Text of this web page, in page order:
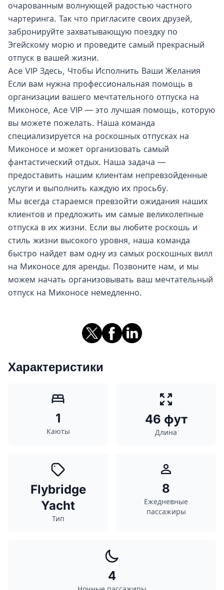
очарованным волнующей радостью частного
чартеринга. Так что пригласите своих друзей,
забронируйте захватывающую поездку по
Эгейскому морю и проведите самый прекрасный
отпуск в вашей жизни.
Ace VIP Здесь, Чтобы Исполнить Ваши Желания
Если вам нужна профессиональная помощь в
организации вашего мечтательного отпуска на
Миконосе, Ace VIP — это лучшая помощь, которую
вы можете пожелать. Наша команда
специализируется на роскошных отпусках на
Миконосе и может организовать самый
фантастический отдых. Наша задача —
предоставить нашим клиентам непревзойденные
услуги и выполнить каждую их просьбу.
Мы всегда стараемся превзойти ожидания наших
клиентов и предложить им самые великолепные
отпуска в их жизни. Если вы любите роскошь и
стиль жизни высокого уровня, наша команда
быстро найдет вам одну из самых роскошных вилл
на Миконосе для аренды. Позвоните нам, и мы
можем начать организовывать ваш мечтательный
отпуск на Миконосе немедленно.
Характеристики
1
Каюты
46 фут
Длина
Flybridge
Yacht
Тип
8
Ежедневные
пассажиры
4